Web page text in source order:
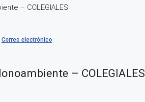
– COLEGIALES
Correo electrónico
– COLEGIALES